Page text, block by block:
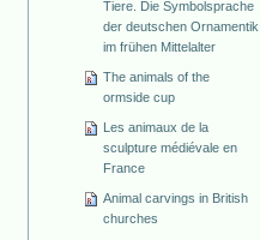
Tiere. Die Symbolsprache
der deutschen Ornamentik
im frühen Mittelalter
The animals of the
ormside cup
Les animaux de la
sculpture médiévale en
France
Animal carvings in British
churches